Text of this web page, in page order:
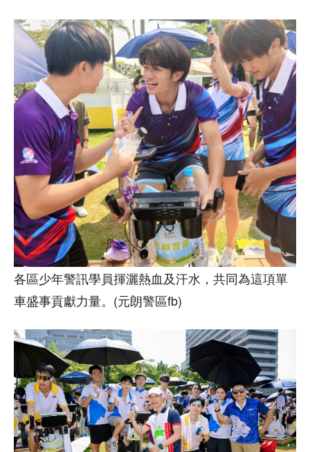
各區少年警訊學員揮灑熱血及汗水，共同為這項單
車盛事貢獻力量。(元朗警區fb)